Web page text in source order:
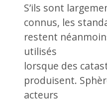
S’ils sont
connus, les
restent
utilisés
lorsque des
produisent.
acteurs